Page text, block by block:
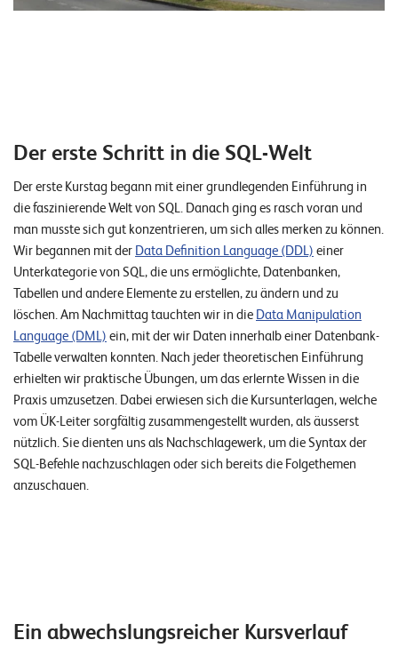
N
v
e
n
t
s
U
P
P
O
R
T
T
E
A
M
0
Der erste Schritt in die SQL-Welt
Der erste Kurstag begann mit einer grundlegenden Einführung in
die faszinierende Welt von SQL. Danach ging es rasch voran und
man musste sich gut konzentrieren, um sich alles merken zu können.
Wir begannen mit der Data Definition Language (DDL) einer
Unterkategorie von SQL, die uns ermöglichte, Datenbanken,
Tabellen und andere Elemente zu erstellen, zu ändern und zu
löschen. Am Nachmittag tauchten wir in die Data Manipulation
Language (DML) ein, mit der wir Daten innerhalb einer Datenbank-
Tabelle verwalten konnten. Nach jeder theoretischen Einführung
erhielten wir praktische Übungen, um das erlernte Wissen in die
Praxis umzusetzen. Dabei erwiesen sich die Kursunterlagen, welche
vom ÜK-Leiter sorgfältig zusammengestellt wurden, als äusserst
nützlich. Sie dienten uns als Nachschlagewerk, um die Syntax der
SQL-Befehle nachzuschlagen oder sich bereits die Folgethemen
anzuschauen.
Ein abwechslungsreicher Kursverlauf